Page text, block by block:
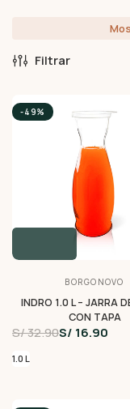
Filtrar
-49%
BORGONOVO
INDRO 1.0 L – JARRA
CON TAPA
S/ 32.90S/ 16.90
1.0 L